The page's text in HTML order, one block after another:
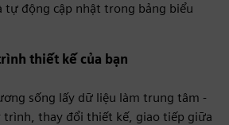
tự động cập nhật trong bảng biểu
thiết kế của bạn
sống lấy dữ liệu làm trung tâm -
trình, thay đổi thiết kế, giao tiếp giữa